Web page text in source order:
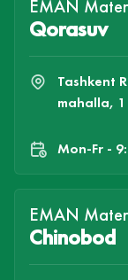
EMAN
Qorasuv
Tashkent
mahalla, 1
Mon-Fr -
EMAN
Chinobod